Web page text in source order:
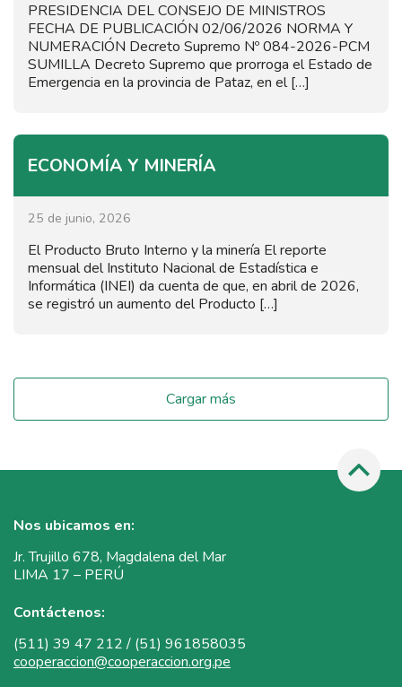
PRESIDENCIA DEL CONSEJO DE MINISTROS
FECHA DE PUBLICACIÓN 02/06/2026 NORMA Y
NUMERACIÓN Decreto Supremo Nº 084-2026-PCM
SUMILLA Decreto Supremo que prorroga el Estado de
Emergencia en la provincia de Pataz, en el […]
ECONOMÍA Y MINERÍA
25 de junio, 2026
El Producto Bruto Interno y la minería El reporte
mensual del Instituto Nacional de Estadística e
Informática (INEI) da cuenta de que, en abril de 2026,
se registró un aumento del Producto […]
Cargar más
Nos ubicamos en:
Jr. Trujillo 678, Magdalena del Mar
LIMA 17 – PERÚ
Contáctenos:
(511) 39 47 212 / (51) 961858035
cooperaccion@cooperaccion.org.pe